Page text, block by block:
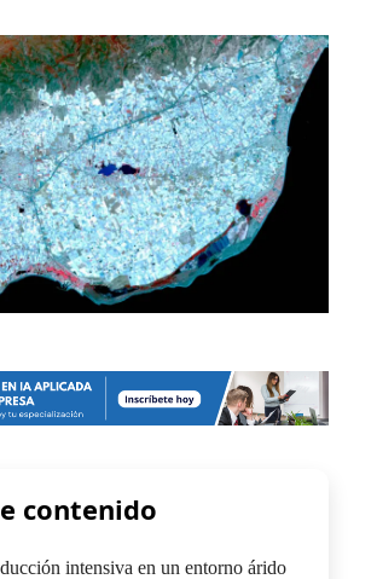
contenido
intensiva en un entorno árido